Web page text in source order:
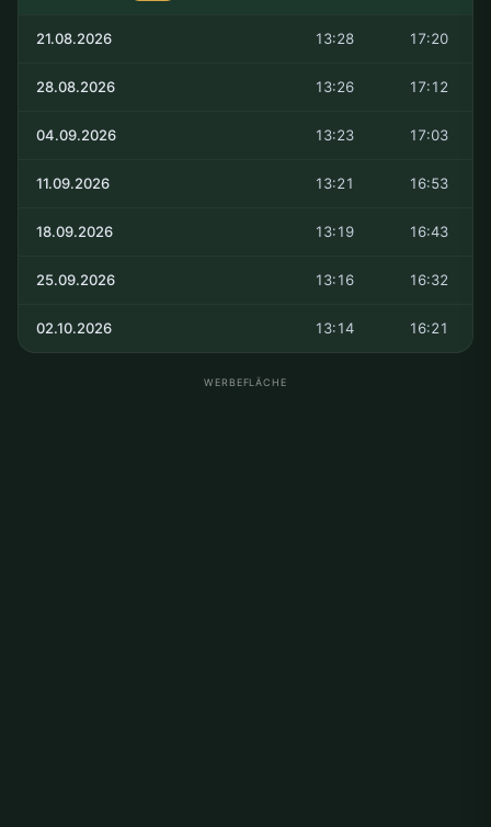
21.08.2026 13:28 17:20
28.08.2026 13:26 17:12
04.09.2026 13:23 17:03
11.09.2026 13:21 16:53
18.09.2026 13:19 16:43
25.09.2026 13:16 16:32
02.10.2026 13:14 16:21
WERBEFLÄCHE